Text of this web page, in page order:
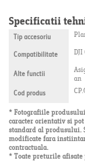
Specificatii
Tip accesoriu
Compatibilitate
Alte functii an
Cod produs
* Fotografiile produsului
caracter orientativ si
standard al
modificate fara
contractuala.
* Toate preturile afisate